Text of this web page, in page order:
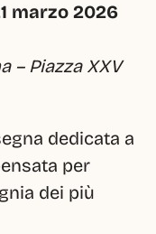
marzo 2026
– Piazza XXV
per
dei più